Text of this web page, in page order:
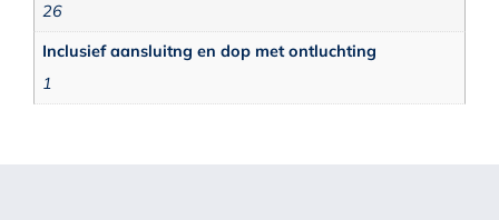
26
Inclusief aansluitng en dop met ontluchting
1